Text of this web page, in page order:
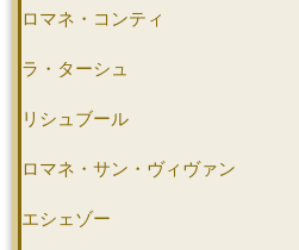
ロマネ・コンティ
ラ・ターシュ
リシュブール
ロマネ・サン・ヴィヴァン
エシェゾー